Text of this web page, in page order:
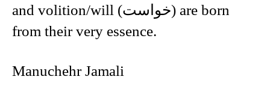
and volition/will (خواست) are born
from their very essence.
Manuchehr Jamali